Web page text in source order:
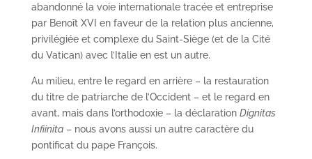
abandonné la voie internationale tracée et entreprise
par Benoît XVI en faveur de la relation plus ancienne,
privilégiée et complexe du Saint-Siège (et de la Cité
du Vatican) avec l’Italie en est un autre.
Au milieu, entre le regard en arrière – la restauration
du titre de patriarche de l’Occident – et le regard en
avant, mais dans l’orthodoxie – la déclaration Dignitas
Infiinita– nous avons aussi un autre caractère du
pontificat du pape François.